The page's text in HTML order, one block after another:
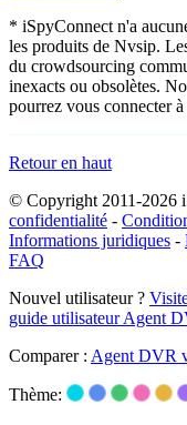
* iSpyConnect n'a
les produits de Nvsip.
du crowdsourcing
inexacts ou obsolètes.
pourrez vous connecter
Retour en haut
© Copyright 2011-2026
confidentialité -
Informations juridiques -
FAQ
Nouvel utilisateur ?
guide utilisateur Agent
Comparer : Agent DVR
Thème: